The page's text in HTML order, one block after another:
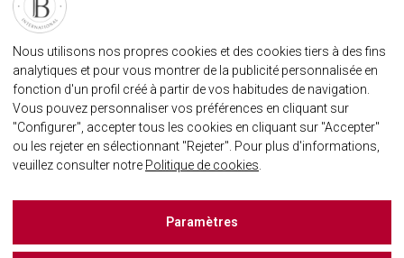
AGENECE IMMOBILIÈRE BARNES MARBELLA
marbella@barnes-international.com
+34 614 25 01 89
Nous utilisons nos propres cookies et des cookies tiers à des fins
analytiques et pour vous montrer de la publicité personnalisée en
fonction d'un profil créé à partir de vos habitudes de navigation.
Vous pouvez personnaliser vos préférences en cliquant sur
"Configurer", accepter tous les cookies en cliquant sur "Accepter"
ou les rejeter en sélectionnant "Rejeter". Pour plus d'informations,
veuillez consulter notre Politique de cookies
Paramètres